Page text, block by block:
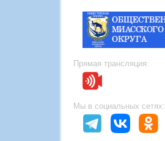
Прямая трансляция:
Мы в социальных сетях: